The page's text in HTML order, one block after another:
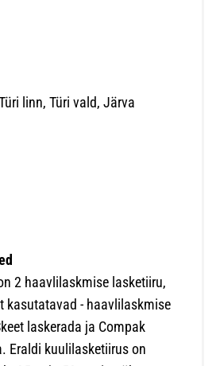
linn, Türi vald, Järva
2 haavlilaskmise lasketiiru,
kasutatavad - haavlilaskmise
laskerada ja Compak
Eraldi kuulilasketiirus on